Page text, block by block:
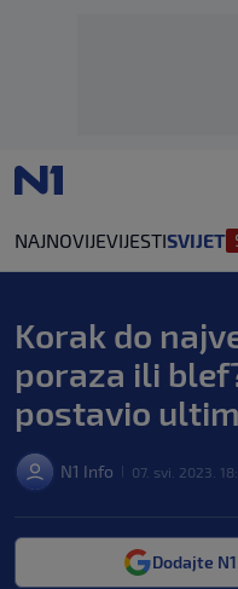
NAJNOVIJEVIJESTISVIJET
Korak do
poraza ili
postavio
N1 Info 07. svi. 2023.
Dodajte